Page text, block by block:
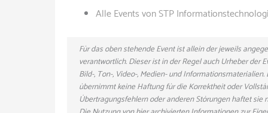
Alle Events von STP
Für das oben stehende Event ist allein der jeweils
verantwortlich. Dieser ist in der Regel auch Urheber der
Bild-, Ton-, Video-, Medien- und
übernimmt keine Haftung für die Korrektheit oder
Übertragungsfehlern oder anderen Störungen haftet sie